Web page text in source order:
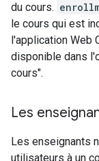
du cours.
le cours qui est
l'application Web
disponible dans
cours".
Les
Les enseignants
utilisateurs à un